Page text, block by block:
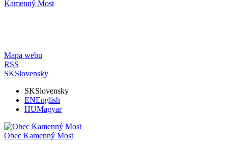
Kamenný Most
Mapa webu
RSS
SKSlovensky
SKSlovensky
ENEnglish
HUMagyar
Obec Kamenný Most